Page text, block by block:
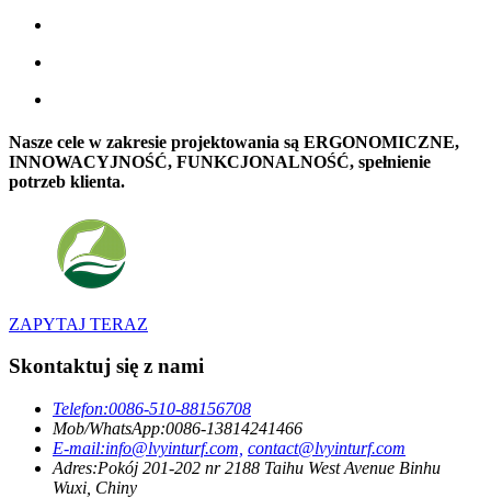
Nasze cele w zakresie projektowania są ERGONOMICZNE,
INNOWACYJNOŚĆ, FUNKCJONALNOŚĆ, spełnienie
potrzeb klienta.
ZAPYTAJ TERAZ
Skontaktuj się z nami
Telefon:0086-510-88156708
Mob/WhatsApp:0086-13814241466
E-mail:info@lvyinturf.com, contact@lvyinturf.com
Adres:Pokój 201-202 nr 2188 Taihu West Avenue Binhu
Wuxi, Chiny